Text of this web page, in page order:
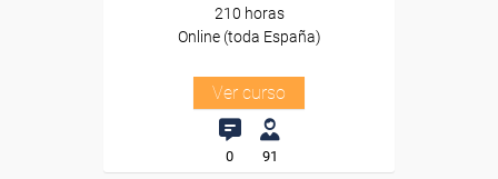
210 horas
Online (toda España)
Ver curso
0 91